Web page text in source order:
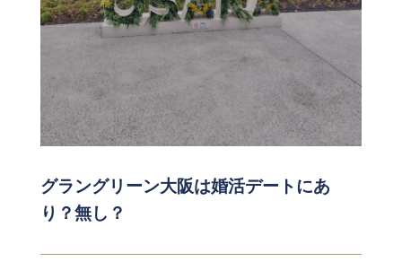
グラングリーン大阪は婚活デートにあ
り？無し？